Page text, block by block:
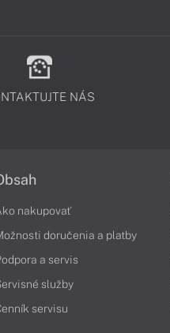
NÁS
nakupovať
doručenia a platby
a servis
služby
servisu